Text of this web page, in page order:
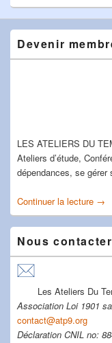
Devenir
LES ATELIERS DU
Ateliers d’étude,
dépendances, se gérer
Continuer la lecture →
Nous contacter
Les Ateliers Du
Association Loi 1901
contact@atp9.org
Déclaration CNIL no: